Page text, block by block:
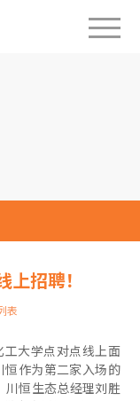
招聘！
表
大学点对点线上面
作为第二家入场的
川恒生态总经理刘胜